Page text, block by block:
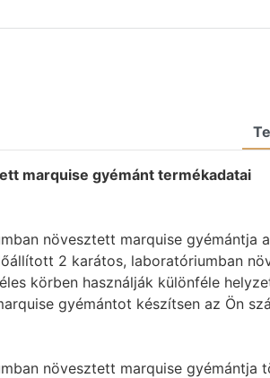
marquise gyémánt termékadatai
növesztett marquise
2 karátos, laboratóriumban
körben használják különféle
gyémántot készítsen az Ön
növesztett marquise